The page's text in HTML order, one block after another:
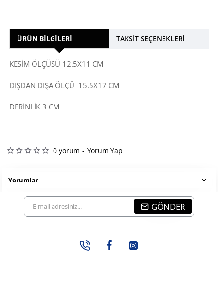
0 yorum - Yorum Yap
ÜRÜN BILGILERI TAKSIT SEÇENEKLERI
KESİM ÖLÇÜSÜ 12.5X11 CM
DIŞDAN DIŞA ÖLÇÜ 15.5X17 CM
DERİNLİK 3 CM
Yorumlar
E-
mail
GÖNDER